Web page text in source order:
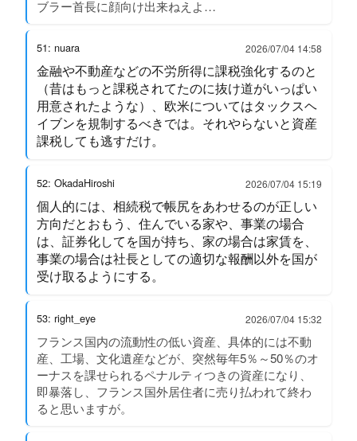
ブラー首長に顔向け出来ねえよ…
51: nuara 2026/07/04 14:58
金融や不動産などの不労所得に課税強化するのと
（昔はもっと課税されてたのに抜け道がいっぱい
用意されたような）、欧米についてはタックスヘ
イブンを規制するべきでは。それやらないと資産
課税しても逃すだけ。
52: OkadaHiroshi 2026/07/04 15:19
個人的には、相続税で帳尻をあわせるのが正しい
方向だとおもう、住んでいる家や、事業の場合
は、証券化してを国が持ち、家の場合は家賃を、
事業の場合は社長としての適切な報酬以外を国が
受け取るようにする。
53: right_eye 2026/07/04 15:32
フランス国内の流動性の低い資産、具体的には不動
産、工場、文化遺産などが、突然毎年5％～50％のオ
ーナスを課せられるペナルティつきの資産になり、
即暴落し、フランス国外居住者に売り払われて終わ
ると思いますが。